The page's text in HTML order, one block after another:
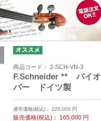
商品コード： 2-SCH-VN-3
F.Schneider ** バイ
バー ドイツ製
通常価格(税込)： 220,000 円
販売価格(税込)： 165,000 円